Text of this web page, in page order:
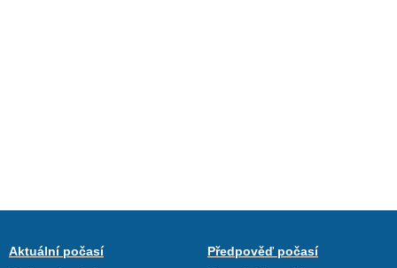
Aktuální počasí
Předpověď počasí